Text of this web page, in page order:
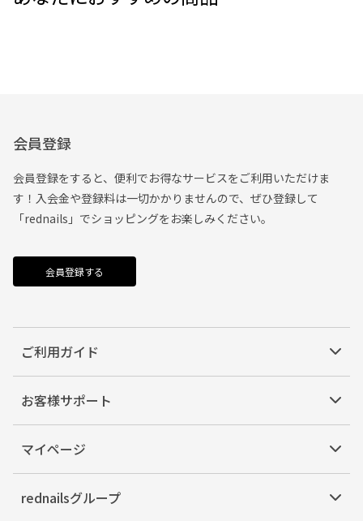
会員登録
会員登録をすると、便利でお得なサービスをご利用いただけま
す！入会金や登録料は一切かかりませんので、ぜひ登録して
「rednails」でショッピングをお楽しみください。
会員登録する
ご利用ガイド
お客様サポート
マイページ
rednailsグループ